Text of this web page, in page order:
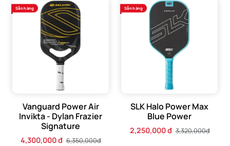
Sẵn hàng
Vanguard Power Air
Invikta - Dylan Frazier
Signature
4,300,000 đ 6,350,000đ
Sẵn hàng
SLK Halo Power Max
Blue Power
2,250,000 đ 3,320,000đ